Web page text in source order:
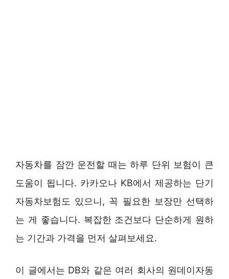
자동차를 잠깐 운전할 때는 하루 단위 보험이 큰
도움이 됩니다. 카카오나 KB에서 제공하는 단기
자동차보험도 있으니, 꼭 필요한 보장만 선택하
는 게 좋습니다. 복잡한 조건보다 단순하게 원하
는 기간과 가격을 먼저 살펴보세요.
이 글에서는 DB와 같은 여러 회사의 원데이자동